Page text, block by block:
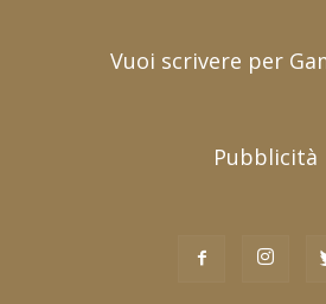
Vuoi scrivere per
Pubblicità